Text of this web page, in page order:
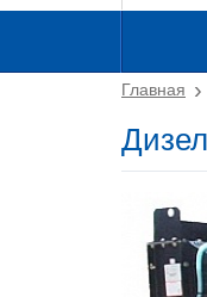
Главная